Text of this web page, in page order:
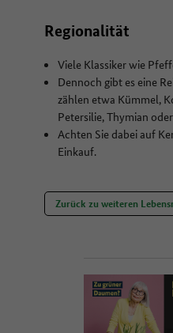
Regionalität
Viele Klassiker wie
Dennoch gibt es eine
zählen etwa Kümmel,
Petersilie, Thymian
Achten Sie dabei auf
Einkauf.
Zurück zu weiteren